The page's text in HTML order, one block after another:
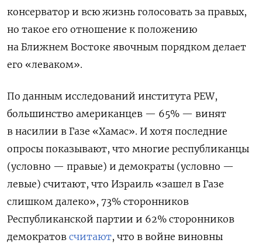
консерватор и всю жизнь голосовать за правых,
но такое его отношение к положению
на Ближнем Востоке явочным порядком делает
его «леваком».
По данным исследований института PEW,
большинство американцев — 65% — винят
в насилии в Газе «Хамас». И хотя последние
опросы показывают, что многие республиканцы
(условно — правые) и демократы (условно —
левые) считают, что Израиль «зашел в Газе
слишком далеко», 73% сторонников
Республиканской партии и 62% сторонников
демократов считают, что в войне виновны